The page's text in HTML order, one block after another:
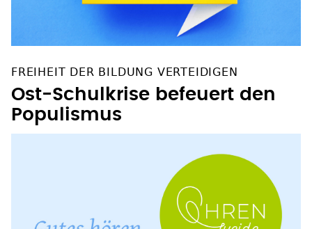
FREIHEIT DER BILDUNG VERTEIDIGEN
Ost-Schulkrise befeuert den
Populismus